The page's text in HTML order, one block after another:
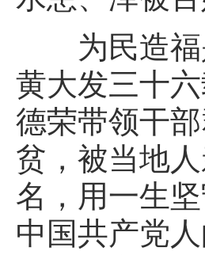
为民造福
黄大发三十
德荣带领干
贫，被当地
名，用一生
中国共产党